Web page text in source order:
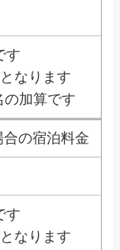
す
なります
の加算です
の宿泊料金
す
なります